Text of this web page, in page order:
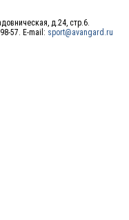
д.24, стр.6.
57. E-mail: sport@avangard.ru